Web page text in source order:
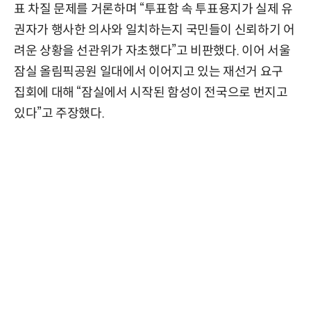
표 차질 문제를 거론하며 “투표함 속 투표용지가 실제 유
권자가 행사한 의사와 일치하는지 국민들이 신뢰하기 어
려운 상황을 선관위가 자초했다”고 비판했다. 이어 서울
잠실 올림픽공원 일대에서 이어지고 있는 재선거 요구
집회에 대해 “잠실에서 시작된 함성이 전국으로 번지고
있다”고 주장했다.